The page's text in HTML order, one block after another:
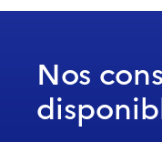
Nos